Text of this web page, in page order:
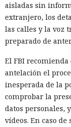
de AWS, secretos
archivos .env. En
malicioso leía la
obtenía secretos
obtenida
Ethereum. Como
públicos de
Go Again»
Los tokens de
aisladas sin
extranjero, los
las calles y la voz
preparado de
El FBI
antelación el
inesperada de la
comprobar la
datos personales,
vídeos. En caso